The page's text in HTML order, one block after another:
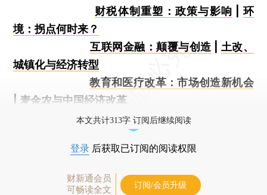
财税体制重塑：政策与影响
环
境：拐点何时来？
互联网金融：颠覆与创造
土改、
城镇化与经济转型
教育和医疗改革：市场创造新机会
| 麦金农与中国经济改革
本文共计313字 订阅后继续阅读
登录 后获取已订阅的阅读权限
财新通会员
可畅读全文
订阅/会员升级